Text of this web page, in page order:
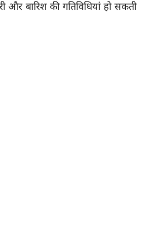
और बारिश की गतिविधियां हो सकती